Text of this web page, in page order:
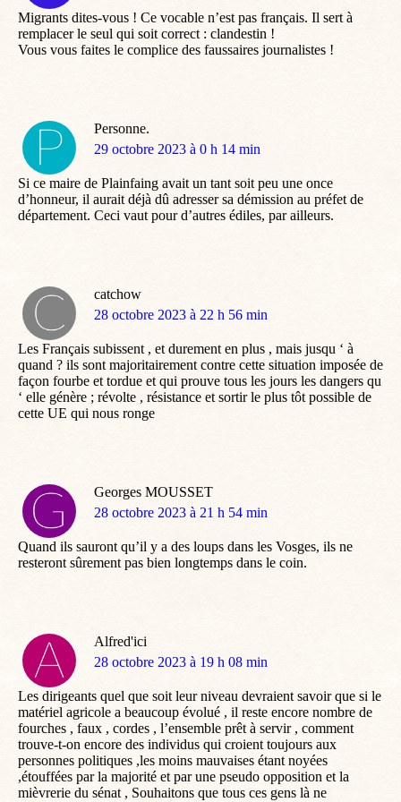
Migrants dites-vous ! Ce vocable n’est pas français. Il sert à
remplacer le seul qui soit correct : clandestin !
Vous vous faites le complice des faussaires journalistes !
Personne.
dit
29 octobre 2023 à 0 h 14 min
Si ce maire de Plainfaing avait un tant soit peu une once
d’honneur, il aurait déjà dû adresser sa démission au préfet de
département. Ceci vaut pour d’autres édiles, par ailleurs.
catchow
dit
28 octobre 2023 à 22 h 56 min
Les Français subissent , et durement en plus , mais jusqu ‘ à
quand ? ils sont majoritairement contre cette situation imposée de
façon fourbe et tordue et qui prouve tous les jours les dangers qu
‘ elle génère ; révolte , résistance et sortir le plus tôt possible de
cette UE qui nous ronge
Georges MOUSSET
dit
28 octobre 2023 à 21 h 54 min
Quand ils sauront qu’il y a des loups dans les Vosges, ils ne
resteront sûrement pas bien longtemps dans le coin.
Alfred'ici
dit
28 octobre 2023 à 19 h 08 min
Les dirigeants quel que soit leur niveau devraient savoir que si le
matériel agricole a beaucoup évolué , il reste encore nombre de
fourches , faux , cordes , l’ensemble prêt à servir , comment
trouve-t-on encore des individus qui croient toujours aux
personnes politiques ,les moins mauvaises étant noyées
,étouffées par la majorité et par une pseudo opposition et la
mièvrerie du sénat , Souhaitons que tous ces gens là ne